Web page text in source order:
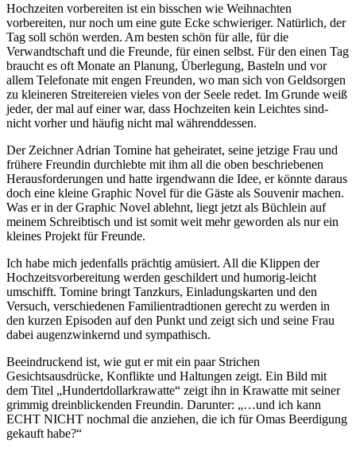
Hochzeiten vorbereiten ist ein bisschen wie Weihnachten
vorbereiten, nur noch um eine gute Ecke schwieriger. Natürlich, der
Tag soll schön werden. Am besten schön für alle, für die
Verwandtschaft und die Freunde, für einen selbst. Für den einen Tag
braucht es oft Monate an Planung, Überlegung, Basteln und vor
allem Telefonate mit engen Freunden, wo man sich von Geldsorgen
zu kleineren Streitereien vieles von der Seele redet. Im Grunde weiß
jeder, der mal auf einer war, dass Hochzeiten kein Leichtes sind-
nicht vorher und häufig nicht mal währenddessen.
Der Zeichner Adrian Tomine hat geheiratet, seine jetzige Frau und
frühere Freundin durchlebte mit ihm all die oben beschriebenen
Herausforderungen und hatte irgendwann die Idee, er könnte daraus
doch eine kleine Graphic Novel für die Gäste als Souvenir machen.
Was er in der Graphic Novel ablehnt, liegt jetzt als Büchlein auf
meinem Schreibtisch und ist somit weit mehr geworden als nur ein
kleines Projekt für Freunde.
Ich habe mich jedenfalls prächtig amüsiert. All die Klippen der
Hochzeitsvorbereitung werden geschildert und humorig-leicht
umschifft. Tomine bringt Tanzkurs, Einladungskarten und den
Versuch, verschiedenen Familientradtionen gerecht zu werden in
den kurzen Episoden auf den Punkt und zeigt sich und seine Frau
dabei augenzwinkernd und sympathisch.
Beeindruckend ist, wie gut er mit ein paar Strichen
Gesichtsausdrücke, Konflikte und Haltungen zeigt. Ein Bild mit
dem Titel „Hundertdollarkrawatte“ zeigt ihn in Krawatte mit seiner
grimmig dreinblickenden Freundin. Darunter: „…und ich kann
ECHT NICHT nochmal die anziehen, die ich für Omas Beerdigung
gekauft habe?“